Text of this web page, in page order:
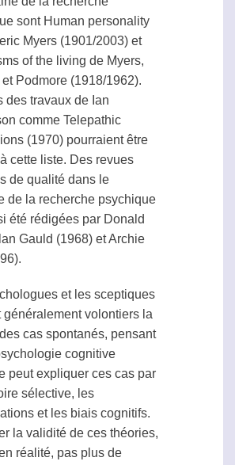
sont Human personality
Myers (1901/2003) et
of the living de Myers,
et Podmore (1918/1962).
des travaux de Ian
comme Telepathic
(1970) pourraient être
cette liste. Des revues
de qualité dans le
de la recherche psychique
été rédigées par Donald
Gauld (1968) et Archie
et les sceptiques
généralement volontiers la
cas spontanés, pensant
cognitive
peut expliquer ces cas par
sélective, les
et les biais cognitifs.
la validité de ces théories,
réalité, pas plus de